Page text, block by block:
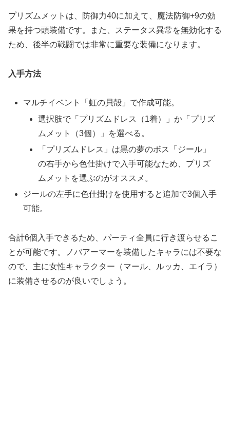
プリズムメットは、防御力40に加えて、魔法防御+9の効
果を持つ頭装備です。また、ステータス異常を無効化する
ため、後半の戦闘では非常に重要な装備になります。
入手方法
マルチイベント「虹の貝殻」で作成可能。
選択肢で「プリズムドレス（1着）」か「プリズ
ムメット（3個）」を選べる。
「プリズムドレス」は黒の夢のボス「ジール」
の右手から色仕掛けで入手可能なため、プリズ
ムメットを選ぶのがオススメ。
ジールの左手に色仕掛けを使用すると追加で3個入手
可能。
合計6個入手できるため、パーティ全員に行き渡らせるこ
とが可能です。ノバアーマーを装備したキャラには不要な
ので、主に女性キャラクター（マール、ルッカ、エイラ）
に装備させるのが良いでしょう。